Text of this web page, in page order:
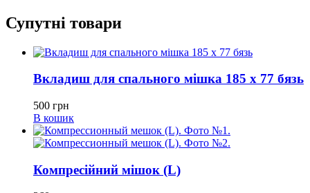
Супутні товари
Вкладиш для спального мішка 185 х 77 бязь
500 грн
В кошик
Компресійний мішок (L)